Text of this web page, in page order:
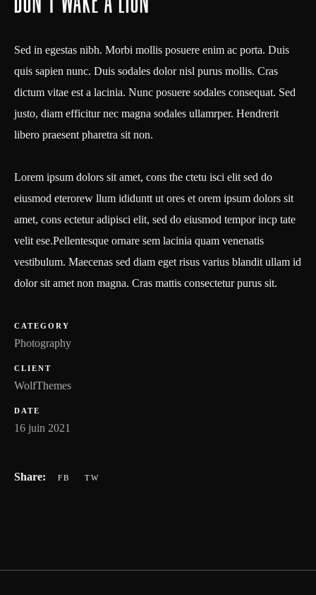
Sed in egestas nibh. Morbi mollis posuere enim ac porta. Duis
quis sapien nunc. Duis sodales dolor nisl purus mollis. Cras
dictum vitae est a lacinia. Nunc posuere sodales consequat. Sed
justo, diam efficitur nec magna sodales ullamrper. Hendrerit
libero praesent pharetra sit non.
Lorem ipsum dolors sit amet, cons the ctetu isci elit sed do
eiusmod eterorew llum ididuntt ut ores et orem ipsum dolors sit
amet, cons ectetur adipisci elit, sed do eiusmod tempor incp tate
velit ese.Pellentesque ornare sem lacinia quam venenatis
vestibulum. Maecenas sed diam eget risus varius blandit ullam id
dolor sit amet non magna. Cras mattis consectetur purus sit.
CATEGORY
Photography
CLIENT
WolfThemes
DATE
16 juin 2021